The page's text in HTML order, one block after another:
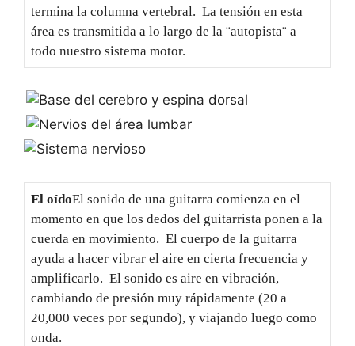
termina la columna vertebral. La tensión en esta
área es transmitida a lo largo de la ¨autopista¨ a
todo nuestro sistema motor.
El oídoEl sonido de una guitarra comienza en el
momento en que los dedos del guitarrista ponen a la
cuerda en movimiento. El cuerpo de la guitarra
ayuda a hacer vibrar el aire en cierta frecuencia y
amplificarlo. El sonido es aire en vibración,
cambiando de presión muy rápidamente (20 a
20,000 veces por segundo), y viajando luego como
onda.